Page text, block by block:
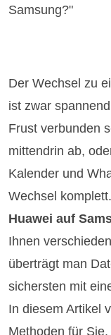
Samsung?"
Der Wechsel zu
ist zwar
Frust verbunden
mittendrin ab,
Kalender und
Wechsel
Huawei auf
Ihnen
überträgt man
sichersten mit
In diesem Artikel
Methoden für